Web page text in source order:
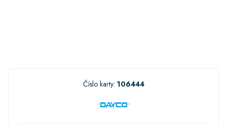
Číslo karty: 106444